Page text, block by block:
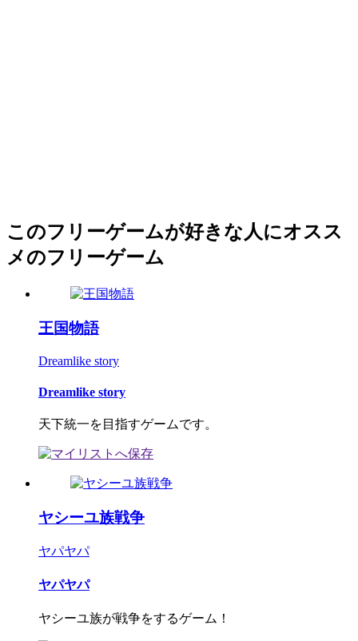
このフリーゲームが好きな人にオスス
メのフリーゲーム
王国物語
Dreamlike story
Dreamlike story
天下統一を目指すゲームです。
ヤシーユ族戦争
ヤパヤパ
ヤパヤパ
ヤシーユ族が戦争をするゲーム！